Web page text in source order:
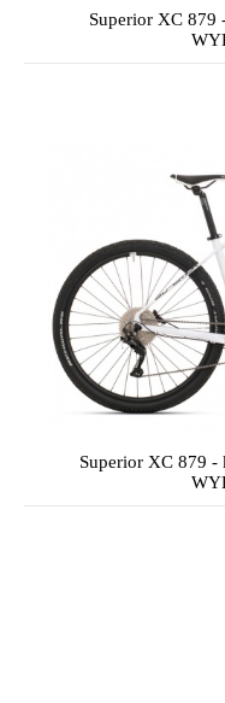
Superior XC 879
Superior XC 879 -